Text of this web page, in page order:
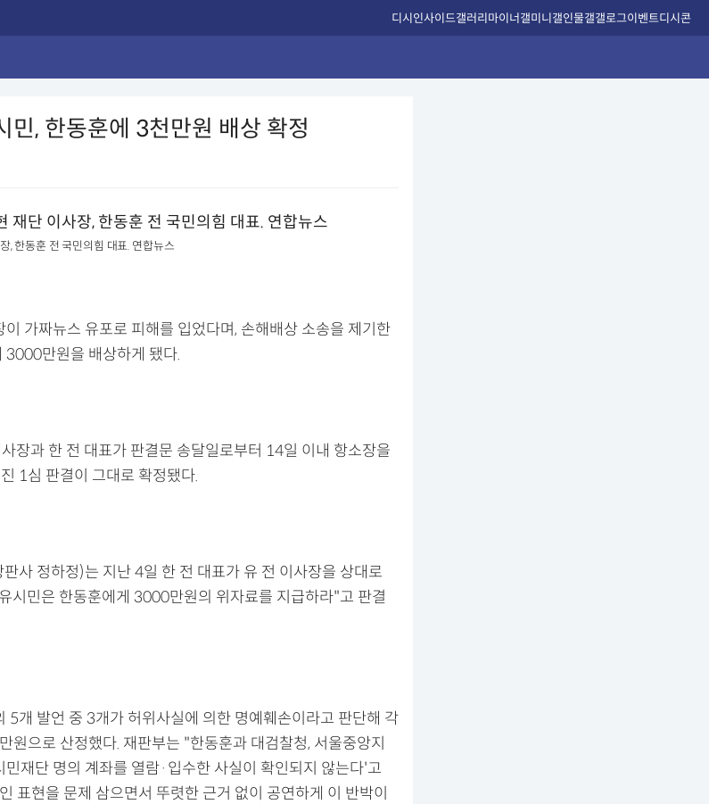
디시인사이드갤러리마이너갤미니갤인물갤갤로그이벤트디시콘
민, 한동훈에 3천만원 배상 확정
, 한동훈 전 국민의힘 대표. 연합뉴스
가짜뉴스 유포로 피해를 입었다며, 손해배상 소송을 제기한
3000만원을 배상하게 됐다.
장과 한 전 대표가 판결문 송달일로부터 14일 이내 항소장을
1심 판결이 그대로 확정됐다.
사 정하정)는 지난 4일 한 전 대표가 유 전 이사장을 상대로
시민은 한동훈에게 3000만원의 위자료를 지급하라"고 판결
5개 발언 중 3개가 허위사실에 의한 명예훼손이라고 판단해 각
원으로 산정했다. 재판부는 "한동훈과 대검찰청, 서울중앙지
재단 명의 계좌를 열람·입수한 사실이 확인되지 않는다'고
표현을 문제 삼으면서 뚜렷한 근거 없이 공연하게 이 반박이